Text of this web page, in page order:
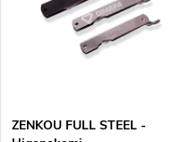
s
ZENKOU FULL STEEL -